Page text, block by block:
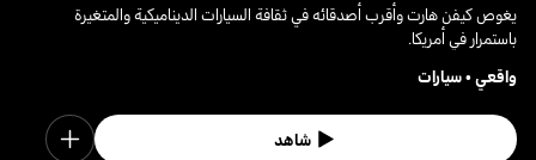
يغوص كيفن هارت وأقرب أصدقائه في ثقافة السيارات الديناميكية والمتغيرة
باستمرار في أمريكا.
واقعي•سيارات
شاهد